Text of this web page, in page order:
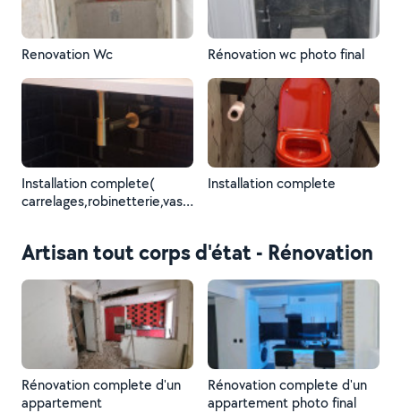
Renovation Wc Rénovation wc photo final
Installation complete(
carrelages,robinetterie,vasq
Installation complete
Artisan tout corps d'état - Rénovation
Rénovation complete d'un
appartement
Rénovation complete d'un
appartement photo final